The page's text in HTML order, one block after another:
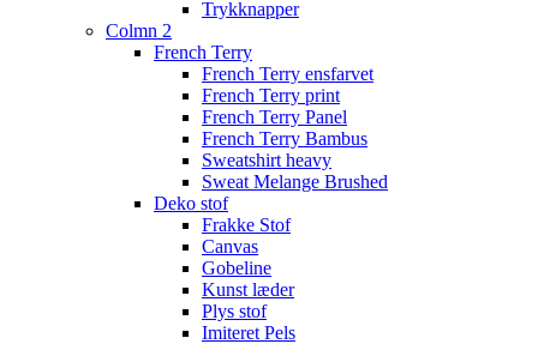
Trykknapper
Colmn 2
French Terry
French Terry ensfarvet
French Terry print
French Terry Panel
French Terry Bambus
Sweatshirt heavy
Sweat Melange Brushed
Deko stof
Frakke Stof
Canvas
Gobeline
Kunst læder
Plys stof
Imiteret Pels